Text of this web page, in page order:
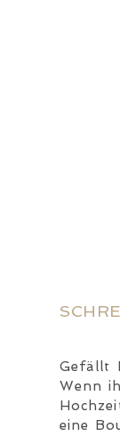
Gefällt
Wenn
eine